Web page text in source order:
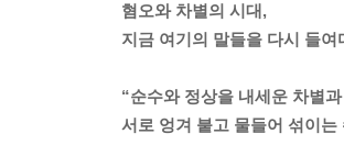
--- p.34
를 못하더라. 여기까지 읽고
(명작) 모르겠다고? 이런 댕
혐오와 차별의 시대,
지금 여기의 말들을 다시 들여
“순수와 정상을 내세운 차별
서로 엉겨 붙고 물들어 섞이는